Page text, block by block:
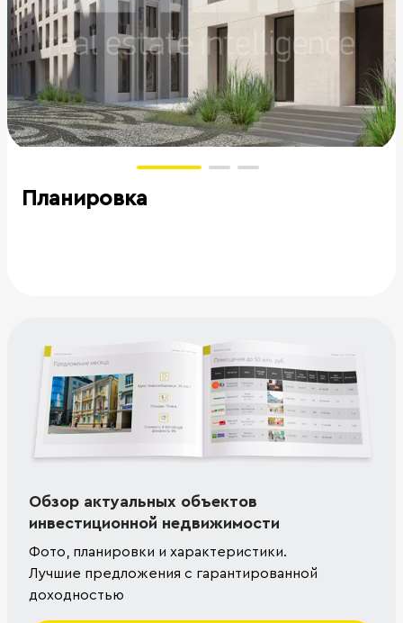
Планировка
Обзор актуальных объектов
инвестиционной недвижимости
Фото, планировки и характеристики.
Лучшие предложения с гарантированной
доходностью